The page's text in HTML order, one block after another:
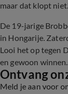
maar dat klopt
De 19-jarige
in Hongarije.
Looi het op tegen
en gewoon
Ontvang
Meld je aan voor